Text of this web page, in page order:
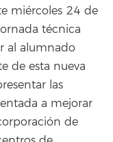
miércoles 24 de
técnica
al alumnado
de esta nueva
las
a mejorar
de